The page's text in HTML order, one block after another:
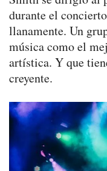
durante el
llanamente. Un
música como el
artística. Y que
creyente.